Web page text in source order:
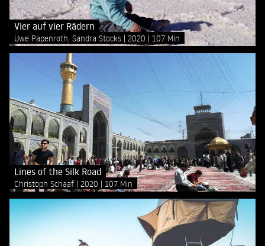
Vier auf vier Rädern
Uwe Papenroth, Sandra Stocks 2020 107 Min
Lines of the Silk Road
Christoph Schaaf 2020 107 Min